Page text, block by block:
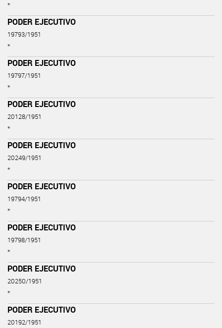
*
PODER EJECUTIVO
19793/1951
*
PODER EJECUTIVO
19797/1951
*
PODER EJECUTIVO
20128/1951
*
PODER EJECUTIVO
20249/1951
*
PODER EJECUTIVO
19794/1951
*
PODER EJECUTIVO
19798/1951
*
PODER EJECUTIVO
20250/1951
*
PODER EJECUTIVO
20192/1951